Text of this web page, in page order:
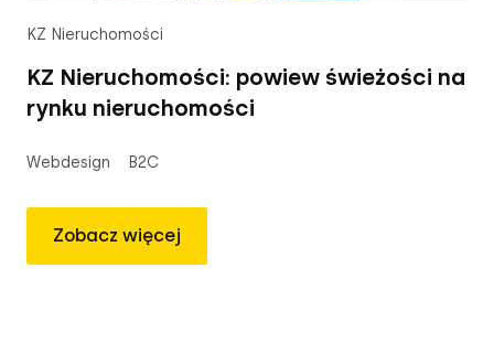
KZ Nieruchomości
KZ Nieruchomości: powiew świeżości na
rynku nieruchomości
Webdesign B2C
Zobacz więcej